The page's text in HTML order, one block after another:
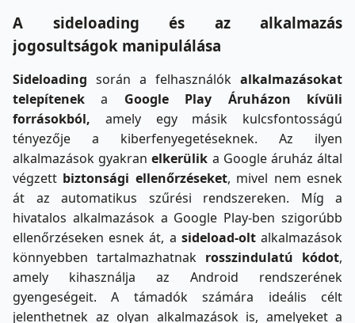
A sideloading és az alkalmazás
jogosultságok manipulálása
Sideloading során a felhasználók alkalmazásokat
telepítenek a Google Play Áruházon kívüli
forrásokból, amely egy másik kulcsfontosságú
tényezője a kiberfenyegetéseknek. Az ilyen
alkalmazások gyakranelkerülik a Google áruház által
végzett biztonsági ellenőrzéseket, mivel nem esnek
át az automatikus szűrési rendszereken. Míg a
hivatalos alkalmazások a Google Play-ben szigorúbb
ellenőrzéseken esnek át, a sideload-oltalkalmazások
könnyebben tartalmazhatnak rosszindulatú kódot,
amely kihasználja az Android rendszerének
gyengeségeit. A támadók számára ideális célt
jelenthetnek az olyan alkalmazások is, amelyeket a